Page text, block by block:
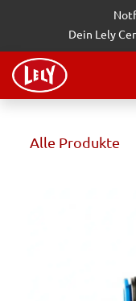
Zum Inhalt springen
Dein Lely
Alle Produkte